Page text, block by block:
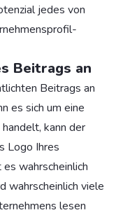
jedes von
Beitrags an
Beitrags an
es sich um eine
kann der
Logo Ihres
wahrscheinlich
wahrscheinlich viele
lesen